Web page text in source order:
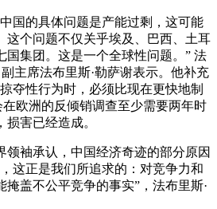
国的具体问题是产能过剩，这可能
这个问题不仅关乎埃及、巴西、土耳
国集团。这是一个全球性问题。” 法
主席法布里斯·勒萨谢表示。他补充
夺性行为时，必须比现在更快地制
在欧洲的反倾销调查至少需要两年时
害已经造成。
领袖承认，中国经济奇迹的部分原因
这正是我们所追求的：对竞争力和
盖不公平竞争的事实”，法布里斯·